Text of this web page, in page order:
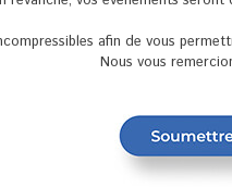
afin de vous
Nous vous